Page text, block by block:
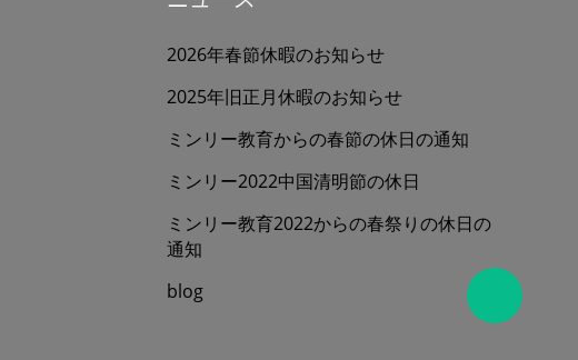
2026年春節休暇のお知らせ
2025年旧正月休暇のお知らせ
ミンリー教育からの春節の休日の通知
ミンリー2022中国清明節の休日
ミンリー教育2022からの春祭りの休日の
通知
blog